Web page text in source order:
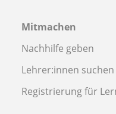
Mitmachen
Nachhilfe geben
Lehrer:innen suchen
Registrierung für